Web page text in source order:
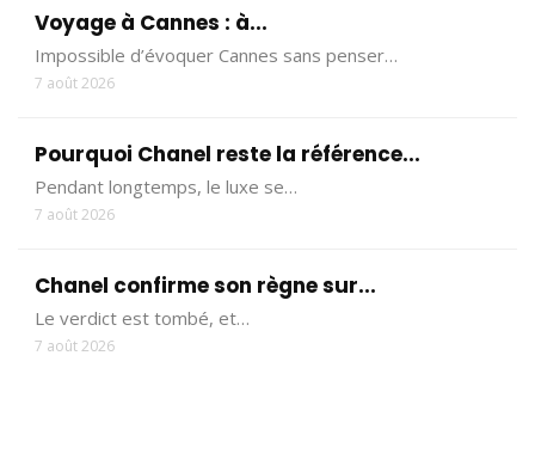
Voyage à Cannes : à...
Impossible d’évoquer Cannes sans penser…
7 août 2026
Pourquoi Chanel reste la référence...
Pendant longtemps, le luxe se…
7 août 2026
Chanel confirme son règne sur...
Le verdict est tombé, et…
7 août 2026